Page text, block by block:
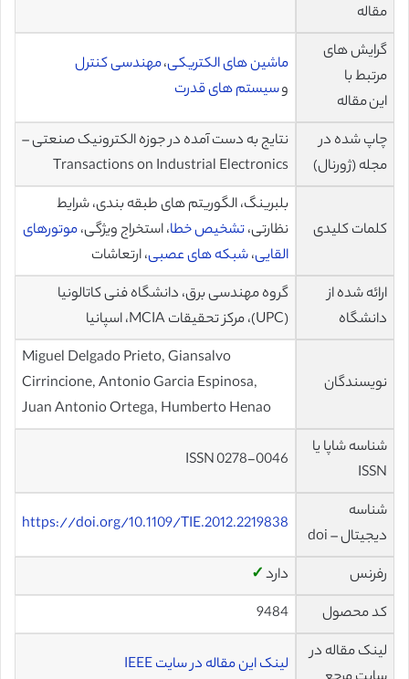
مقاله
گرایش های
مرتبط با
این مقاله
ماشین های الکتریکی،مهندسی کنترل
وسیستم های قدرت
چاپ شده در
مجله (ژورنال)
نتایج به دست آمده در جوزه الکترونیک صنعتی –
Transactions on Industrial Electronics
کلمات کلیدی
بلبرینگ، الگوریتم های طبقه بندی، شرایط
نظارتی،تشخیص خطا، استخراج ویژگی،موتورهای
القایی،شبکه های عصبی، ارتعاشات
ارائه شده از
دانشگاه
گروه مهندسی برق، دانشگاه فنی کاتالونیا
(UPC)، مرکز تحقیقات MCIA، اسپانیا
نویسندگان
Miguel Delgado Prieto, Giansalvo
Cirrincione, Antonio Garcia Espinosa,
Juan Antonio Ortega, Humberto Henao
شناسه شاپا یا
ISSN
ISSN 0278-0046
شناسه
دیجیتال – doi
https://doi.org/10.1109/TIE.2012.2219838
رفرنس دارد✓
کد محصول
9484
لینک مقاله در
لینک این مقاله در سایت IEEE